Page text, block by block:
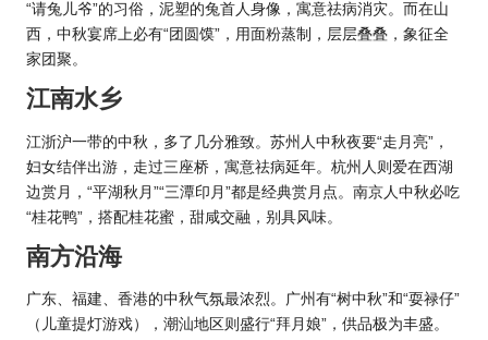
“请兔儿爷”的习俗，泥塑的兔首人身像，寓意祛病消灾。而在山
西，中秋宴席上必有“团圆馍”，用面粉蒸制，层层叠叠，象征全
家团聚。
江南水乡
江浙沪一带的中秋，多了几分雅致。苏州人中秋夜要“走月亮”，
妇女结伴出游，走过三座桥，寓意祛病延年。杭州人则爱在西湖
边赏月，“平湖秋月”“三潭印月”都是经典赏月点。南京人中秋必吃
“桂花鸭”，搭配桂花蜜，甜咸交融，别具风味。
南方沿海
广东、福建、香港的中秋气氛最浓烈。广州有“树中秋”和“耍禄仔”
（儿童提灯游戏），潮汕地区则盛行“拜月娘”，供品极为丰盛。